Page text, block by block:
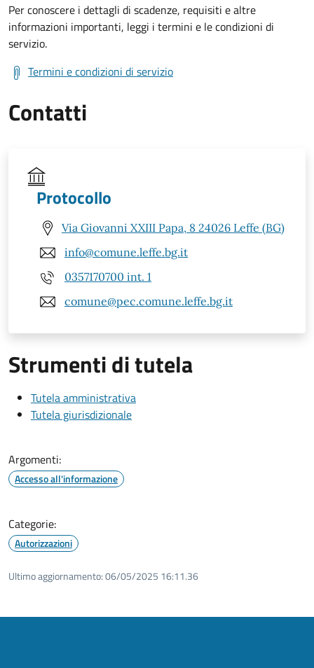
Per conoscere i dettagli di scadenze, requisiti e altre
informazioni importanti, leggi i termini e le condizioni di
servizio.
Termini e condizioni di servizio
Contatti
Protocollo
Via Giovanni XXIII Papa, 8 24026 Leffe (BG)
info@comune.leffe.bg.it
0357170700 int. 1
comune@pec.comune.leffe.bg.it
Strumenti di tutela
Tutela amministrativa
Tutela giurisdizionale
Argomenti:
Accesso all'informazione
Categorie:
Autorizzazioni
Ultimo aggiornamento:06/05/2025 16:11.36